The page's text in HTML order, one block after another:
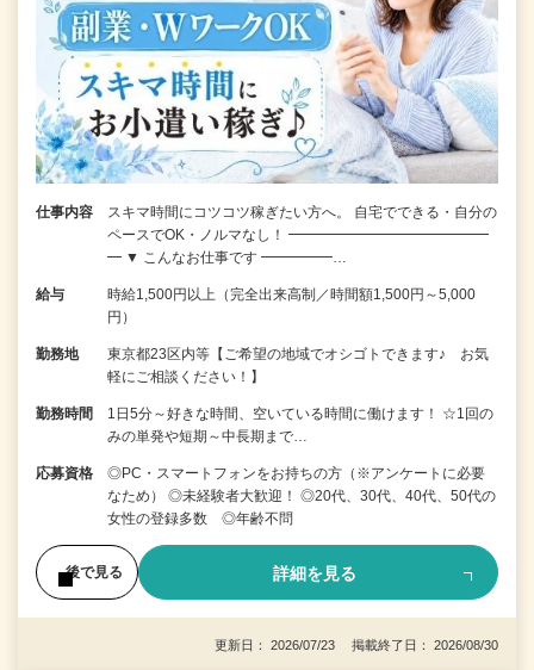
仕事内容
スキマ時間にコツコツ稼ぎたい方へ。 自宅でできる・自分の
ペースでOK・ノルマなし！ ━━━━━━━━━━━━━━
━ ▼ こんなお仕事です ━━━━━…
給与
時給1,500円以上（完全出来高制／時間額1,500円～5,000
円）
勤務地
東京都23区内等【ご希望の地域でオシゴトできます♪ お気
軽にご相談ください！】
勤務時間
1日5分～好きな時間、空いている時間に働けます！ ☆1回の
みの単発や短期～中長期まで…
応募資格
◎PC・スマートフォンをお持ちの方（※アンケートに必要
なため） ◎未経験者大歓迎！ ◎20代、30代、40代、50代の
女性の登録多数 ◎年齢不問
後で見る 詳細を見る
更新日： 2026/07/23 掲載終了日： 2026/08/30